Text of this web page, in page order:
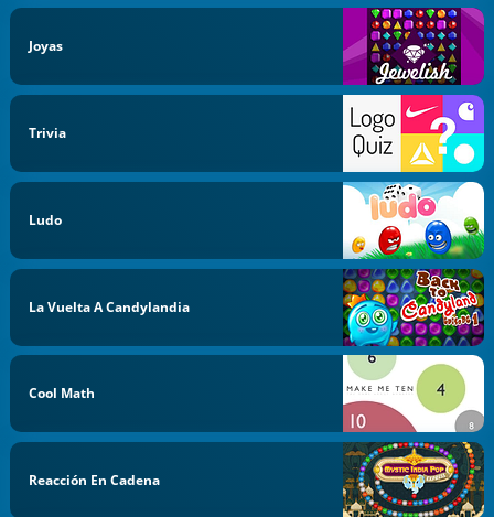
Joyas
Trivia
Ludo
La Vuelta A Candylandia
Cool Math
Reacción En Cadena